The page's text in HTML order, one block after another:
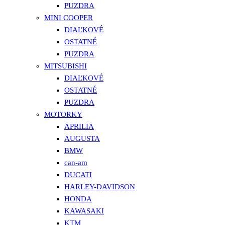
PUZDRA
MINI COOPER
DIAĽKOVÉ
OSTATNÉ
PUZDRA
MITSUBISHI
DIAĽKOVÉ
OSTATNÉ
PUZDRA
MOTORKY
APRILIA
AUGUSTA
BMW
can-am
DUCATI
HARLEY-DAVIDSON
HONDA
KAWASAKI
KTM